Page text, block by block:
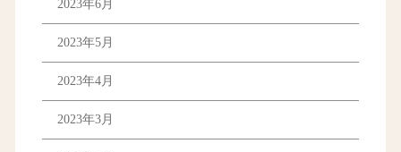
2023年6月
2023年5月
2023年4月
2023年3月